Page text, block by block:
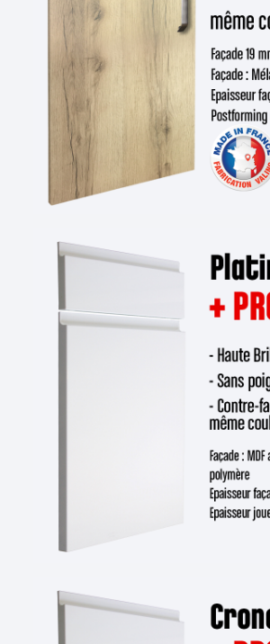
cuisine pour studio
avec le reste
ameublement : rouge, gris, noir… faites
et les façades sont d'une couleur
et de la crédence, ce qui apporte un côté
dynamique. Les matériaux utilisés pour la
cuisine pour studio, entièrement réalisée
d'excellente qualité, résistants à l’eau,
temps.Dotée d'un équipement complet
pas chère comprend une hotte, un évier,
une table de cuisson à induction et un
four à micro-ondes. De nombreux
viennent renforcer le côté fonctionnel de